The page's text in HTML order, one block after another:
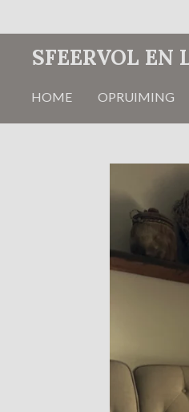
hoofdinhoud
SFEERVOL EN
HOME OPRUIMING